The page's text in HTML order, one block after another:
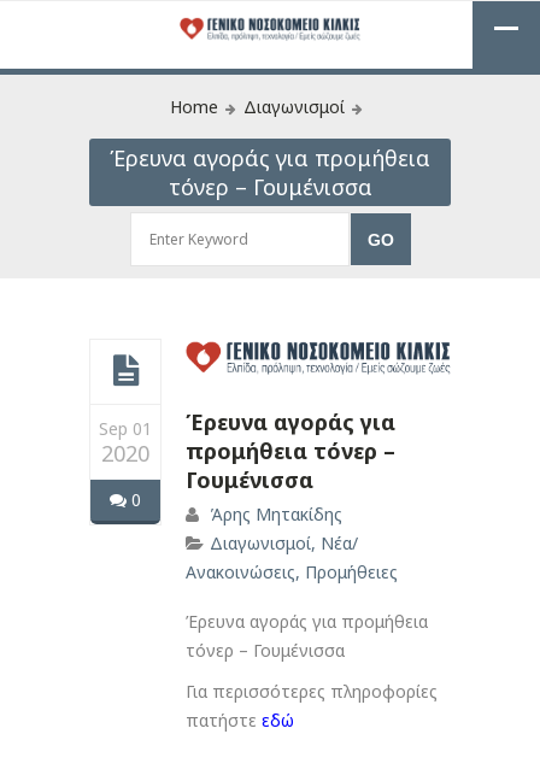
Home Διαγωνισμοί
Έρευνα αγοράς για προμήθεια
τόνερ – Γουμένισσα
Sep 01
2020
0
Έρευνα αγοράς για
προμήθεια τόνερ –
Γουμένισσα
Άρης Μητακίδης
Διαγωνισμοί, Νέα/
Ανακοινώσεις, Προμήθειες
Έρευνα αγοράς για προμήθεια
τόνερ – Γουμένισσα
Για περισσότερες πληροφορίες
πατήστε εδώ